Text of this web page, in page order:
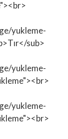
yukleme-
sub>
yukleme-
yukleme-